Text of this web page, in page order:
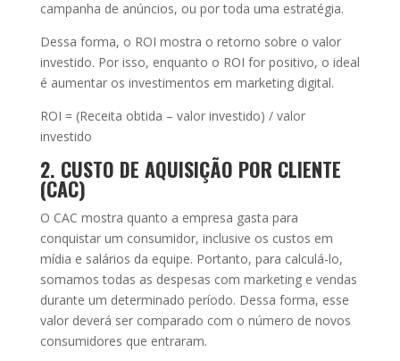
campanha de anúncios, ou por toda uma estratégia.
Dessa forma, o ROI mostra o retorno sobre o valor
investido. Por isso, enquanto o ROI for positivo, o ideal
é aumentar os investimentos em marketing digital.
ROI = (Receita obtida – valor investido) / valor
investido
2. CUSTO DE AQUISIÇÃO POR CLIENTE
(CAC)
O CAC mostra quanto a empresa gasta para
conquistar um consumidor, inclusive os custos em
mídia e salários da equipe. Portanto, para calculá-lo,
somamos todas as despesas com marketing e vendas
durante um determinado período. Dessa forma, esse
valor deverá ser comparado com o número de novos
consumidores que entraram.